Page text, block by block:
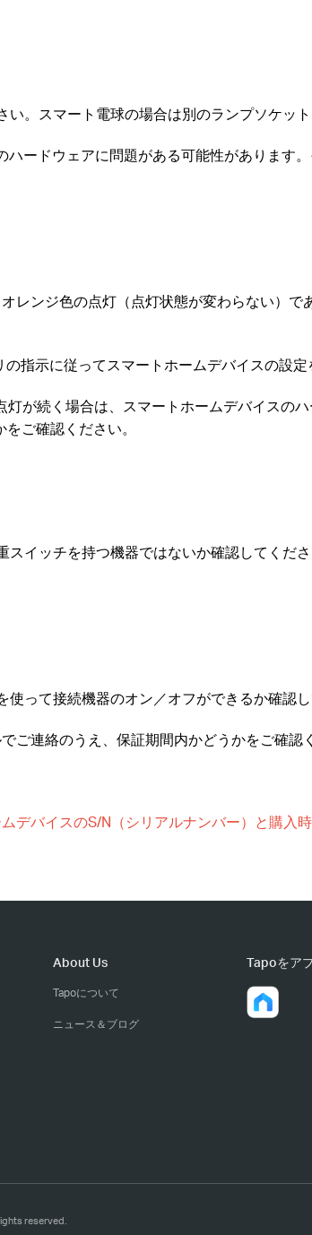
。スマート電球の場合は別のランプソケット
ードウェアに問題がある可能性があります
レンジ色の点灯（点灯状態が変わらない）
指示に従ってスマートホームデバイスの設定
が続く場合は、スマートホームデバイスの
ご確認ください。
イッチを持つ機器ではないか確認してくだ
って接続機器のオン／オフができるか確認し
ご連絡のうえ、保証期間内かどうかをご確認
バイスのS/N（シリアルナンバー）と購入
About Us
Tapoについて
ニュース＆ブログ
Tapoをア
reserved.